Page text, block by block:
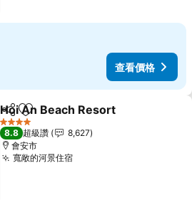
查看價格
分享 加入我的最愛
Hoi An Beach Resort
4 星級
8.8 超級讚
8,627
會安市
寬敞的河景住宿